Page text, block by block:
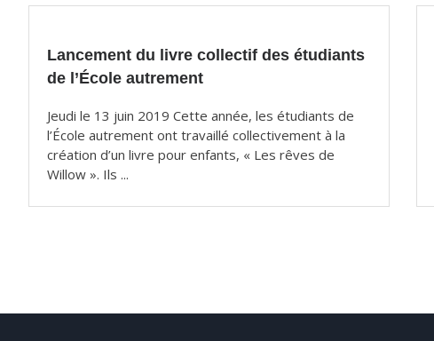
articles
Lancement du livre collectif des étudiants
de l’École autrement
Jeudi le 13 juin 2019 Cette année, les étudiants de
l’École autrement ont travaillé collectivement à la
création d’un livre pour enfants, « Les rêves de
Willow ». Ils ...